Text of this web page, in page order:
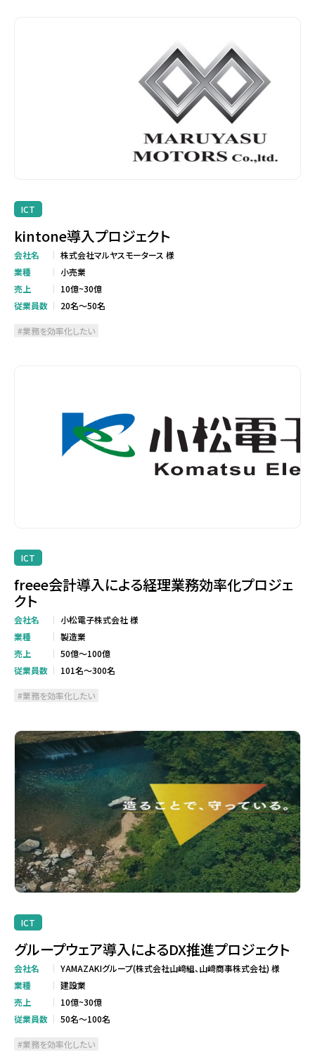
ICT
kintone導入プロジェクト
会社名
株式会社マルヤスモータース 様
業種
小売業
売上
10億~30億
従業員数
20名～50名
業務を効率化したい
ICT
freee会計導入による経理業務効率化プロジェ
クト
会社名
小松電子株式会社 様
業種
製造業
売上
50億～100億
従業員数
101名～300名
業務を効率化したい
ICT
グループウェア導入によるDX推進プロジェクト
会社名
YAMAZAKIグループ(株式会社山﨑組、山﨑商事株式会社) 様
業種
建設業
売上
10億~30億
従業員数
50名～100名
業務を効率化したい